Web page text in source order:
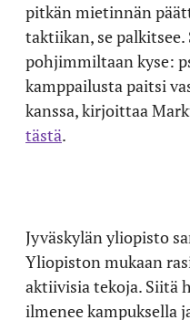
pitkän mietinnän
taktiikan, se palkitsee.
pohjimmiltaan kyse:
kamppailusta paitsi
kanssa, kirjoittaa
tästä.
Jyväskylän yliopisto
Yliopiston mukaan
aktiivisia tekoja. Siitä
ilmenee kampuksella